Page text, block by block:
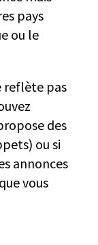
pays
ou le
reflète pas
des
ou si
annonces
vous